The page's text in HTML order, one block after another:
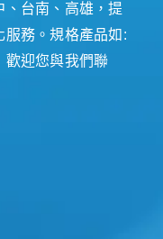
、台南、高雄，提
服務。規格產品如:
歡迎您與我們聯